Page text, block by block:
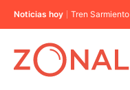
Noticias hoy Tren Sarmiento